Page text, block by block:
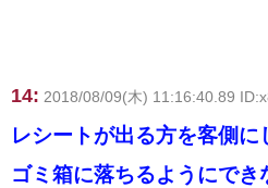
14: 2018/08/09(木) 11:16:40.89
レシートが出る方を客側
ゴミ箱に落ちるようにでき